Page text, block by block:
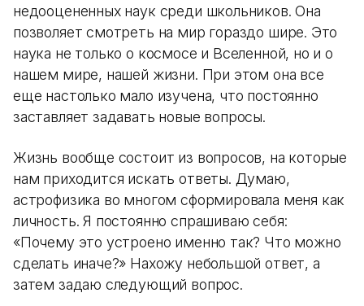
недооцененных наук среди школьников. Она
позволяет смотреть на мир гораздо шире. Это
наука не только о космосе и Вселенной, но и о
нашем мире, нашей жизни. При этом она все
еще настолько мало изучена, что постоянно
заставляет задавать новые вопросы.
Жизнь вообще состоит из вопросов, на которые
нам приходится искать ответы. Думаю,
астрофизика во многом сформировала меня как
личность. Я постоянно спрашиваю себя:
«Почему это устроено именно так? Что можно
сделать иначе?» Нахожу небольшой ответ, а
затем задаю следующий вопрос.